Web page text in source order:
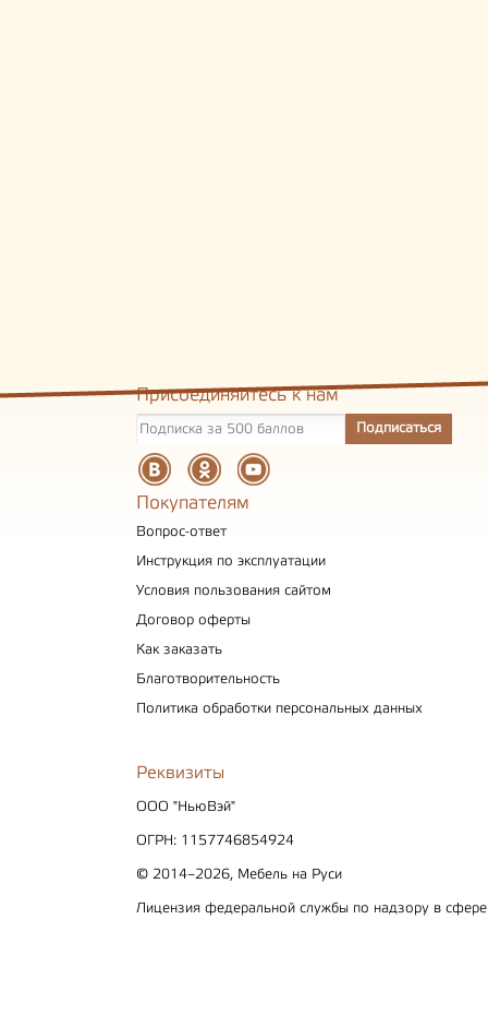
Присоединяйтесь к нам
Покупателям
Вопрос-ответ
Инструкция по эксплуатации
Условия пользования сайтом
Договор оферты
Как заказать
Благотворительность
Политика обработки персональных данных
Реквизиты
ООО "НьюВэй"
ОГРН: 1157746854924
© 2014–2026, Мебель на Руси
Лицензия федеральной службы по надзору в